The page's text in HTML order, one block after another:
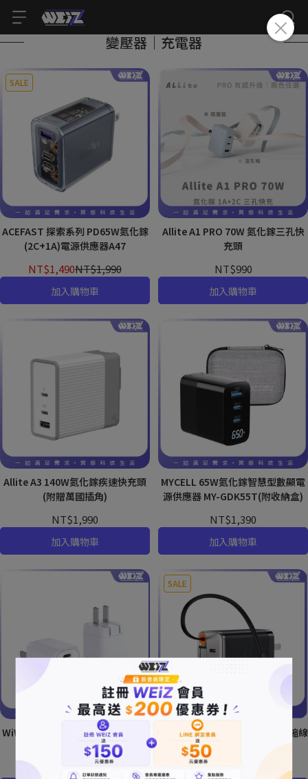
變壓器｜充電器
SALE
ACEFAST 探索系列 PD65W氮化鎵
(2C+1A)電源供應器A47
NT$1,490NT$1,990
加入購物車
Allite A1 PRO 70W 氮化鎵三孔快
充頭
NT$990
加入購物車
Allite A3 140W氮化鎵疾速快充頭
(附贈萬國插角)
NT$1,990
加入購物車
MYCELL 65W氮化鎵智慧型數顯電
源供應器 MY-GDK55T(附收納盒)
NT$1,390
加入購物車
WiWU 30W氮化鎵迷你快充電源供
應器
NT$590
SALE
WiWU Helix Pro氮化鎵67W伸縮線
充電器Wi-G027
NT$1,290 NT$1,690